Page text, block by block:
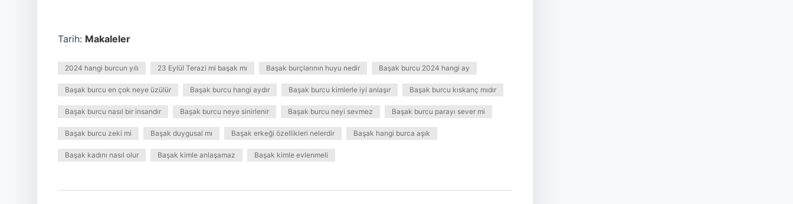
Tarih: Makaleler
2024 hangi burcun yılı 23 Eylül Terazi mi başak mı Başak burçlarının huyu nedir Başak burcu 2024 hangi ay
Başak burcu en çok neye üzülür Başak burcu hangi aydır Başak burcu kimlerle iyi anlaşır Başak burcu kıskanç mıdır
Başak burcu nasıl bir insandır Başak burcu neye sinirlenir Başak burcu neyi sevmez Başak burcu parayı sever mi
Başak burcu zeki mi Başak duygusal mı Başak erkeği özellikleri nelerdir Başak hangi burca aşık
Başak kadını nasıl olur Başak kimle anlaşamaz Başak kimle evlenmeli